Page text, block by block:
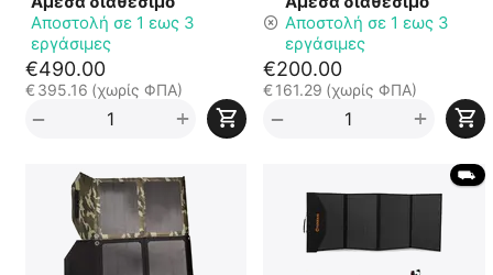
Αποστολή σε 1 εως 3
εργάσιμες
€490.00
€ 395.16 (χωρίς ΦΠΑ)
+
−
Αποστολή σε 1 εως 3
εργάσιμες
€200.00
€161.29 (χωρίς ΦΠΑ)
+
−
⛟